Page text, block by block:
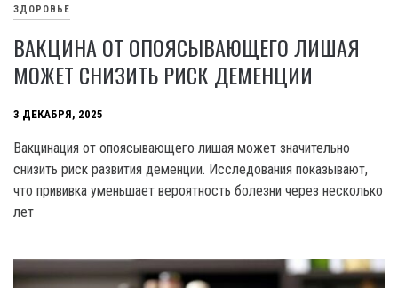
ЗДОРОВЬЕ
ВАКЦИНА ОТ ОПОЯСЫВАЮЩЕГО ЛИШАЯ
МОЖЕТ СНИЗИТЬ РИСК ДЕМЕНЦИИ
3 ДЕКАБРЯ, 2025
Вакцинация от опоясывающего лишая может значительно
снизить риск развития деменции. Исследования показывают,
что прививка уменьшает вероятность болезни через несколько
лет